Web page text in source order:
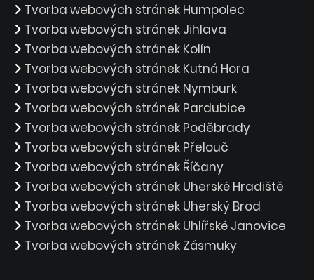
Tvorba webových stránek Humpolec
Tvorba webových stránek Jihlava
Tvorba webových stránek Kolín
Tvorba webových stránek Kutná Hora
Tvorba webových stránek Nymburk
Tvorba webových stránek Pardubice
Tvorba webových stránek Poděbrady
Tvorba webových stránek Přelouč
Tvorba webových stránek Říčany
Tvorba webových stránek Uherské Hradiště
Tvorba webových stránek Uherský Brod
Tvorba webových stránek Uhlířské Janovice
Tvorba webových stránek Zásmuky